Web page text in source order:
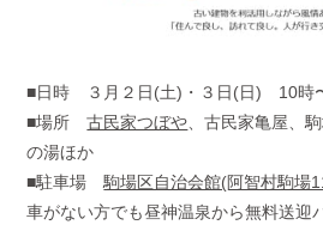
■日時 ３月２日(土)・３日(日) 10時
■場所古民家つぼや 、古民家亀屋、
の湯ほか
■駐車場駒場区自治会館(阿智村駒場
車がない方でも昼神温泉から無料送迎